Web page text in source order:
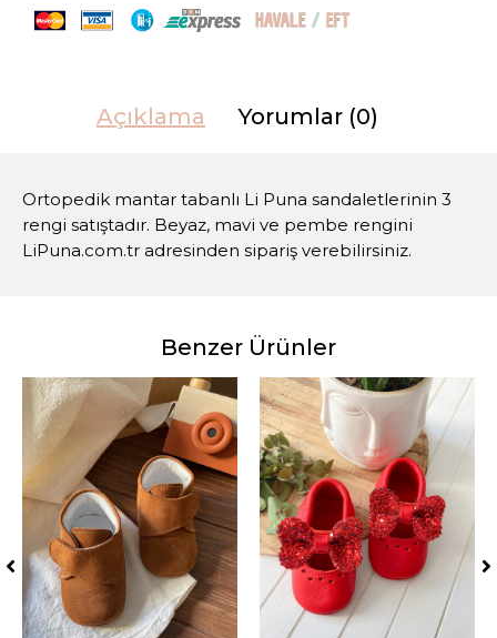
Açıklama Yorumlar (0)
Ortopedik mantar tabanlı Li Puna sandaletlerinin 3
rengi satıştadır. Beyaz, mavi ve pembe rengini
LiPuna.com.tr adresinden sipariş verebilirsiniz.
Benzer Ürünler